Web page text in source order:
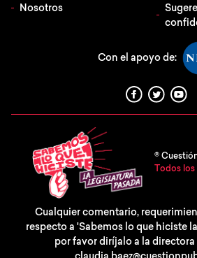
Nosotros
Con el apoyo de:
©
Todos los
Cualquier comentario,
respecto a 'Sabemos lo que hiciste
por favor diríjalo a la